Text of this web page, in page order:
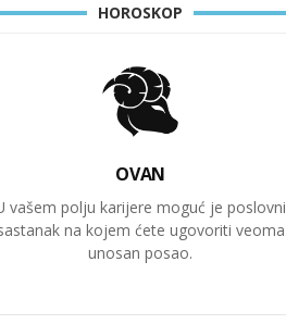
HOROSKOP
OVAN
vašem polju karijere moguć je poslovni
na kojem ćete ugovoriti veoma
unosan posao.